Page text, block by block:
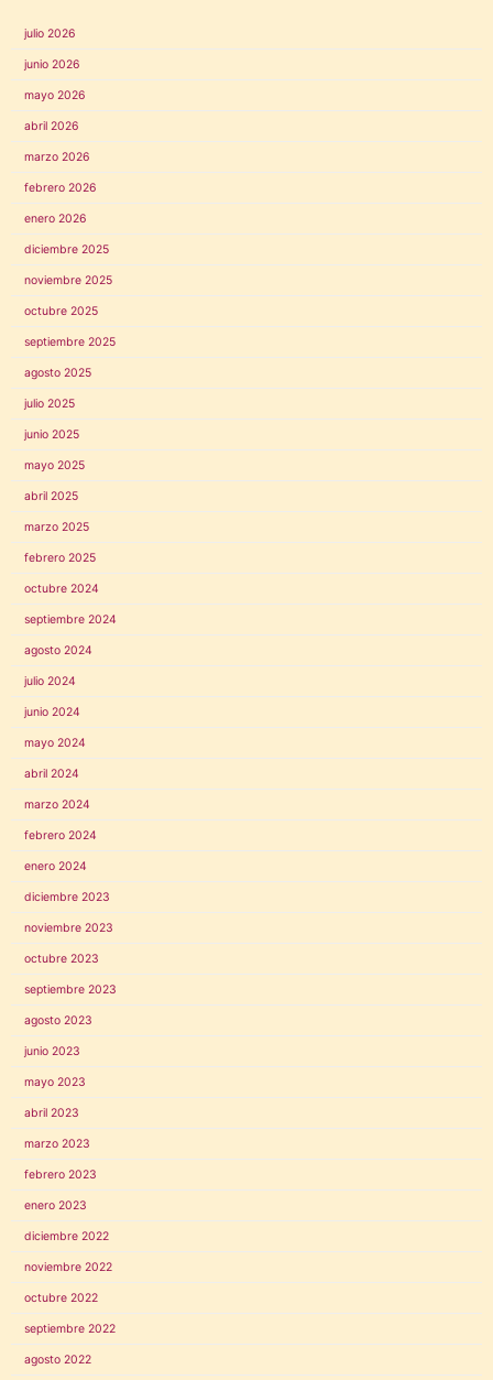
julio 2026
junio 2026
mayo 2026
abril 2026
marzo 2026
febrero 2026
enero 2026
diciembre 2025
noviembre 2025
octubre 2025
septiembre 2025
agosto 2025
julio 2025
junio 2025
mayo 2025
abril 2025
marzo 2025
febrero 2025
octubre 2024
septiembre 2024
agosto 2024
julio 2024
junio 2024
mayo 2024
abril 2024
marzo 2024
febrero 2024
enero 2024
diciembre 2023
noviembre 2023
octubre 2023
septiembre 2023
agosto 2023
junio 2023
mayo 2023
abril 2023
marzo 2023
febrero 2023
enero 2023
diciembre 2022
noviembre 2022
octubre 2022
septiembre 2022
agosto 2022